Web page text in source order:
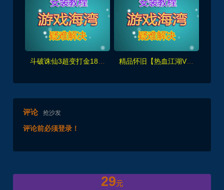
精品怀旧【热血江湖V2.0任务端】百宝阁无限元宝时装披风送+GM工具+支持多开+宝宝挂
评论 抢沙发
评论前必须登录！
29元